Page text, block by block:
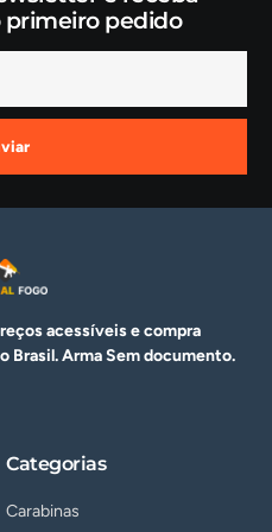
pedido
acessíveis e compra
Brasil. ArmaSem documento.
Categorias
Carabinas